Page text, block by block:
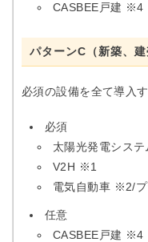
CASBEE戸建 ※4
パターンC（新築、建
必須の設備を全て導入
必須
太陽光発電システ
V2H ※1
電気自動車 ※2/
任意
CASBEE戸建 ※4